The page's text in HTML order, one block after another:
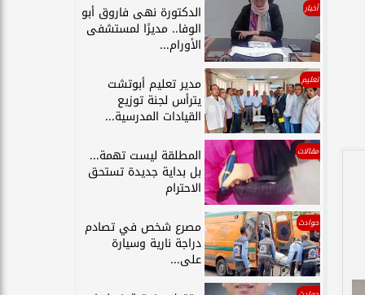
أخبار الدكتورة نهى فاروق أبو
الوفا.. مديرًا لمستشفى
الأورام...
تعليم مدير تعليم أبوتشت
يترأس لجنة توزيع
القيادات المدرسية...
مقالات المطلقة ليست تهمة...
بل بداية جديدة تستحق
الاحترام
حوادث مصرع شخص في تصادم
دراجة نارية وسيارة
على...